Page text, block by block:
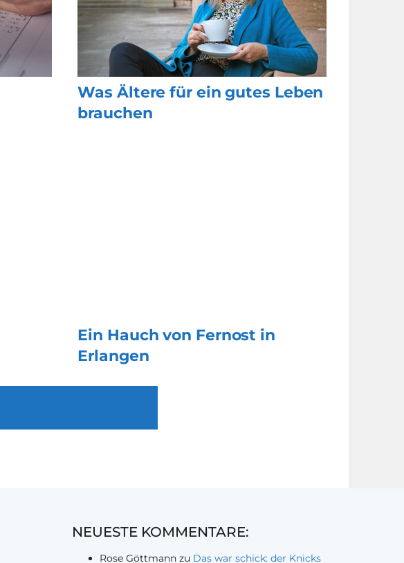
Was Ältere für ein gutes Leben
brauchen
Ein Hauch von Fernost in
Erlangen
NEUESTE KOMMENTARE:
Rose Göttmann zu Das war schick: der Knicks